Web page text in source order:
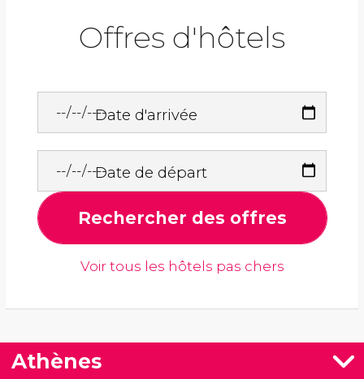
Offres d'hôtels
Date d'arrivée
Date de départ
Rechercher des offres
Voir tous les hôtels pas chers
Athènes